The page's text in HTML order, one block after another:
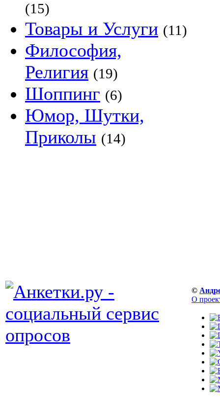
(15)
Товары и Услуги (11)
Философия,
Религия (19)
Шоппинг (6)
Юмор, Шутки,
Приколы (14)
©
О